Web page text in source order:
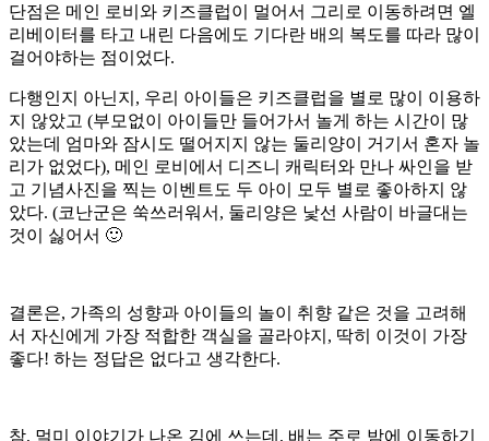
단점은 메인 로비와 키즈클럽이 멀어서 그리로 이동하려면 엘
리베이터를 타고 내린 다음에도 기다란 배의 복도를 따라 많이
걸어야하는 점이었다.
다행인지 아닌지, 우리 아이들은 키즈클럽을 별로 많이 이용하
지 않았고 (부모없이 아이들만 들어가서 놀게 하는 시간이 많
았는데 엄마와 잠시도 떨어지지 않는 둘리양이 거기서 혼자 놀
리가 없었다), 메인 로비에서 디즈니 캐릭터와 만나 싸인을 받
고 기념사진을 찍는 이벤트도 두 아이 모두 별로 좋아하지 않
았다. (코난군은 쑥쓰러워서, 둘리양은 낯선 사람이 바글대는
것이 싫어서 🙂
결론은, 가족의 성향과 아이들의 놀이 취향 같은 것을 고려해
서 자신에게 가장 적합한 객실을 골라야지, 딱히 이것이 가장
좋다! 하는 정답은 없다고 생각한다.
참, 멀미 이야기가 나온 김에 쓰는데, 배는 주로 밤에 이동하기